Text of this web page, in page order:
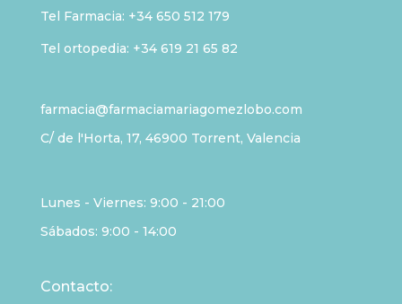
Tel Farmacia: +34 650 512 179
Tel ortopedia: +34 619 21 65 82
farmacia@farmaciamariagomezlobo.com
C/ de l'Horta, 17, 46900 Torrent, Valencia
Lunes - Viernes: 9:00 - 21:00
Sábados: 9:00 - 14:00
Contacto: